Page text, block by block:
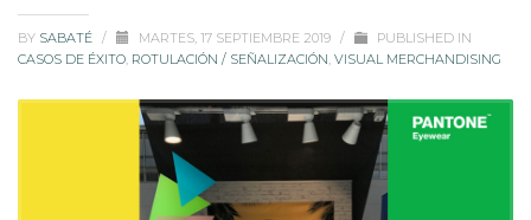
BY SABATÉ / MARTES, 17 SEPTIEMBRE 2019 /
PUBLISHED IN
CASOS DE ÉXITO, ROTULACIÓN / SEÑALIZACIÓN, VISUAL MERCHANDISING